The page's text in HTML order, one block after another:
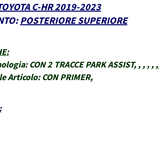
C-HR 2019-2023
POSTERIORE SUPERIORE
:
CON 2 TRACCE PARK ASSIST, , , , ,
Articolo: CON PRIMER,